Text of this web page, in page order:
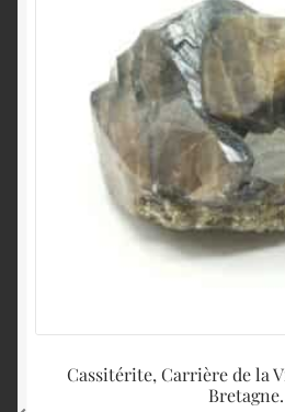
Cassitérite, Carrière de la
Bretagne.